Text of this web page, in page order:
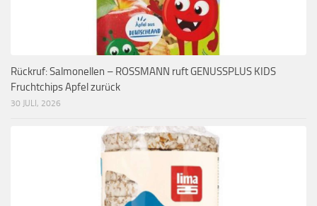
Rückruf: Salmonellen – ROSSMANN ruft GENUSSPLUS KIDS
Fruchtchips Apfel zurück
30 JULI, 2026